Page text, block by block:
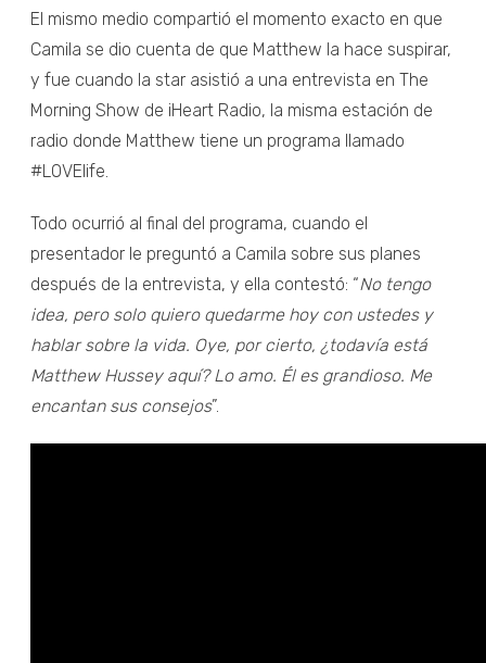
El mismo medio compartió el momento exacto en que
Camila se dio cuenta de que Matthew la hace suspirar,
y fue cuando la star asistió a una entrevista en The
Morning Show de iHeart Radio, la misma estación de
radio donde Matthew tiene un programa llamado
#LOVElife.
Todo ocurrió al final del programa, cuando el
presentador le preguntó a Camila sobre sus planes
después de la entrevista, y ella contestó: “No tengo
idea, pero solo quiero quedarme hoy con ustedes y
hablar sobre la vida. Oye, por cierto, ¿todavía está
Matthew Hussey aquí? Lo amo. Él es grandioso. Me
encantan sus consejos”.